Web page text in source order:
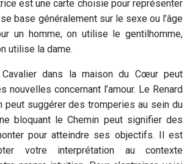
est une carte choisie pour représenter
base généralement sur le sexe ou l’âge
un homme, on utilise le gentilhomme,
utilise la dame.
dans la maison du Cœur peut
nouvelles concernant l’amour. Le Renard
peut suggérer des tromperies au sein du
bloquant le Chemin peut signifier des
pour atteindre ses objectifs. Il est
votre interprétation au contexte